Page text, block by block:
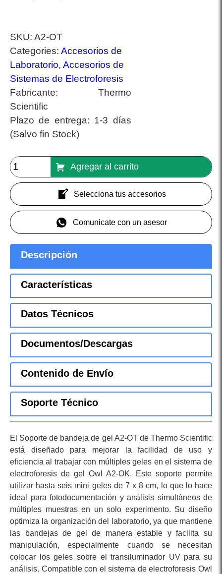
SKU: A2-OT
Categories: Accesorios de
Laboratorio, Accesorios de
Sistemas de Electroforesis
Fabricante: Thermo
Scientific
Plazo de entrega: 1-3 días
(Salvo fin Stock)
Agregar al carrito
Selecciona tus accesorios
Comunicate con un asesor
Descripción
Características
Datos Técnicos
Documentos/Descargas
Contenido de Envío
Soporte Técnico
El Soporte de bandeja de gel A2-OT de Thermo Scientific
está diseñado para mejorar la facilidad de uso y
eficiencia al trabajar con múltiples geles en el sistema de
electroforesis de gel Owl A2-OK. Este soporte permite
utilizar hasta seis mini geles de 7 x 8 cm, lo que lo hace
ideal para fotodocumentación y análisis simultáneos de
múltiples muestras en un solo experimento. Su diseño
optimiza la organización del laboratorio, ya que mantiene
las bandejas de gel de manera estable y facilita su
manipulación, especialmente cuando se necesitan
colocar los geles sobre el transiluminador UV para su
análisis. Compatible con el sistema de electroforesis Owl